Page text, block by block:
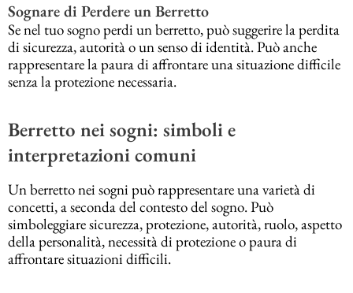
Sognare di Perdere un Berretto
Se nel tuo sogno perdi un berretto, può suggerire la perdita
di sicurezza, autorità o un senso di identità. Può anche
rappresentare la paura di affrontare una situazione difficile
senza la protezione necessaria.
Berretto nei sogni: simboli e
interpretazioni comuni
Un berretto nei sogni può rappresentare una varietà di
concetti, a seconda del contesto del sogno. Può
simboleggiare sicurezza, protezione, autorità, ruolo, aspetto
della personalità, necessità di protezione o paura di
affrontare situazioni difficili.